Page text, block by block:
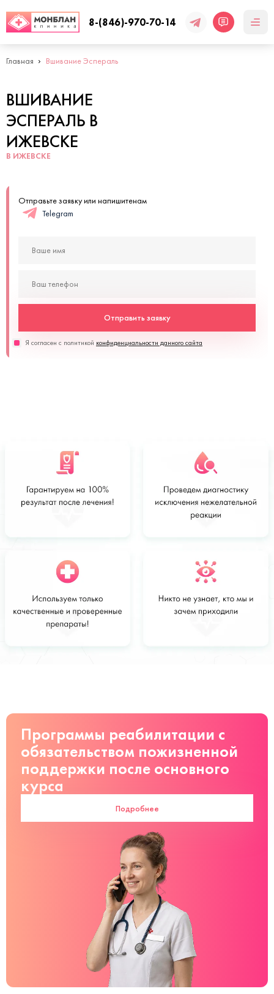
8-(846)-970-70-14
Главная Вшивание Эспераль
ВШИВАНИЕ
ЭСПЕРАЛЬ В
ИЖЕВСКЕ
В ИЖЕВСКЕ
Отправьте заявку или напишитенам
Telegram
Отправить заявку
Я согласен с политикой конфиденциальности данного сайта
Стоимость
от 8500 руб
Заказать
Программы реабилитации с
обязательством пожизненной
поддержки после основного
курса
Подробнее